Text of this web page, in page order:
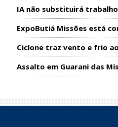
IA não substituirá
ExpoButiá Missões está
Ciclone traz vento e frio
Assalto em Guarani das